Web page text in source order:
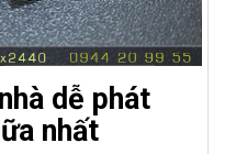
dễ phát
nhất